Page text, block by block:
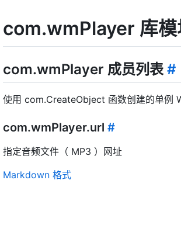
com.wmPlayer 库模
com.wmPlayer 成员列表 #
使用 com.CreateObject 函数创建的单例
com.wmPlayer.url #
指定音频文件（ MP3 ）网址
Markdown 格式